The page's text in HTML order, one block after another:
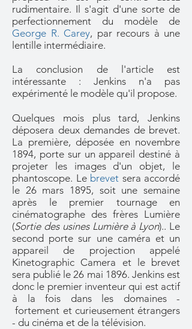
rudimentaire. Il s'agit d'une sorte de
perfectionnement du modèle de
George R. Carey, par recours à une
lentille intermédiaire.
La conclusion de l'article est
intéressante : Jenkins n'a pas
expérimenté le modèle qu'il propose.
Quelques mois plus tard, Jenkins
déposera deux demandes de brevet.
La première, déposée en novembre
1894, porte sur un appareil destiné à
projeter les images d'un objet, le
phantoscope. Le brevet sera accordé
le 26 mars 1895, soit une semaine
après le premier tournage en
cinématographe des frères Lumière
(Sortie des usines Lumière à Lyon).. Le
second porte sur une caméra et un
appareil de projection appelé
Kinetographic Camera et le brevet
sera publié le 26 mai 1896. Jenkins est
donc le premier inventeur qui est actif
à la fois dans les domaines -
fortement et curieusement étrangers
- du cinéma et de la télévision.